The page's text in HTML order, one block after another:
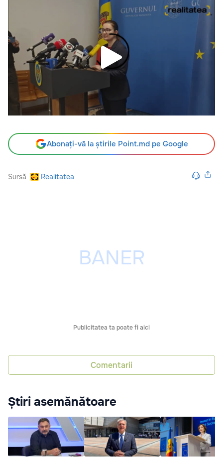
Abonați-vă la știrile Point.md pe Google
Sursă Realitatea
Publicitatea ta poate fi aici
Comentarii
Știri asemănătoare